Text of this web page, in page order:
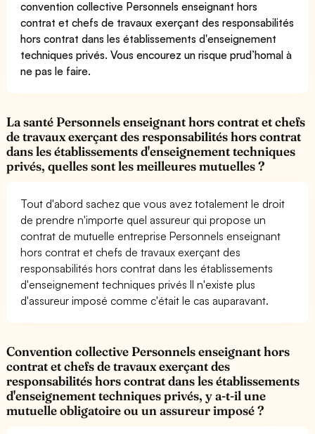
convention collective Personnels enseignant hors
contrat et chefs de travaux exerçant des responsabilités
hors contrat dans les établissements d'enseignement
techniques privés. Vous encourez un risque prud’homal à
ne pas le faire.
La santé Personnels enseignant hors contrat et chefs
de travaux exerçant des responsabilités hors contrat
dans les établissements d'enseignement techniques
privés, quelles sont les meilleures mutuelles ?
Tout d'abord sachez que vous avez totalement le droit
de prendre n'importe quel assureur qui propose un
contrat de mutuelle entreprise Personnels enseignant
hors contrat et chefs de travaux exerçant des
responsabilités hors contrat dans les établissements
d'enseignement techniques privés Il n'existe plus
d'assureur imposé comme c'était le cas auparavant.
Convention collective Personnels enseignant hors
contrat et chefs de travaux exerçant des
responsabilités hors contrat dans les établissements
d'enseignement techniques privés, y a-t-il une
mutuelle obligatoire ou un assureur imposé ?